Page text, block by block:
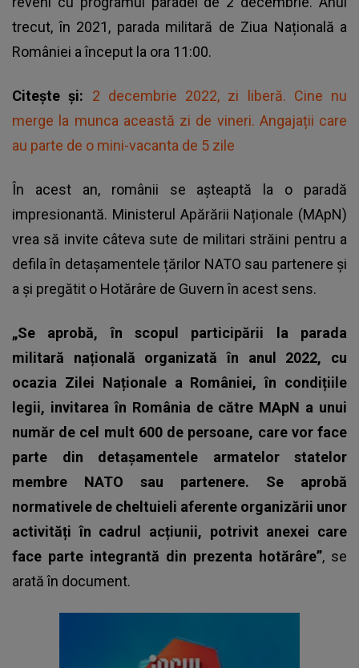
trecut, în 2021, parada militară de Ziua Națională a
României a început la ora 11:00.
Citește și: 2 decembrie 2022, zi liberă. Cine nu
merge la munca această zi de vineri. Angajații care
au parte de o mini-vacanta de 5 zile
În acest an, românii se așteaptă la o paradă
impresionantă. Ministerul Apărării Naționale (MApN)
vrea să invite câteva sute de militari străini pentru a
defila în detașamentele țărilor NATO sau partenere și
a și pregătit o Hotărâre de Guvern în acest sens.
„Se aprobă, în scopul participării la parada
militară națională organizată în anul 2022, cu
ocazia Zilei Naționale a României, în condițiile
legii, invitarea în România de către MApN a unui
număr de cel mult 600 de persoane, care vor face
parte din detașamentele armatelor statelor
membre NATO sau partenere. Se aprobă
normativele de cheltuieli aferente organizării unor
activități în cadrul acțiunii, potrivit anexei care
face parte integrantă din prezenta hotărâre”, se
arată în document.